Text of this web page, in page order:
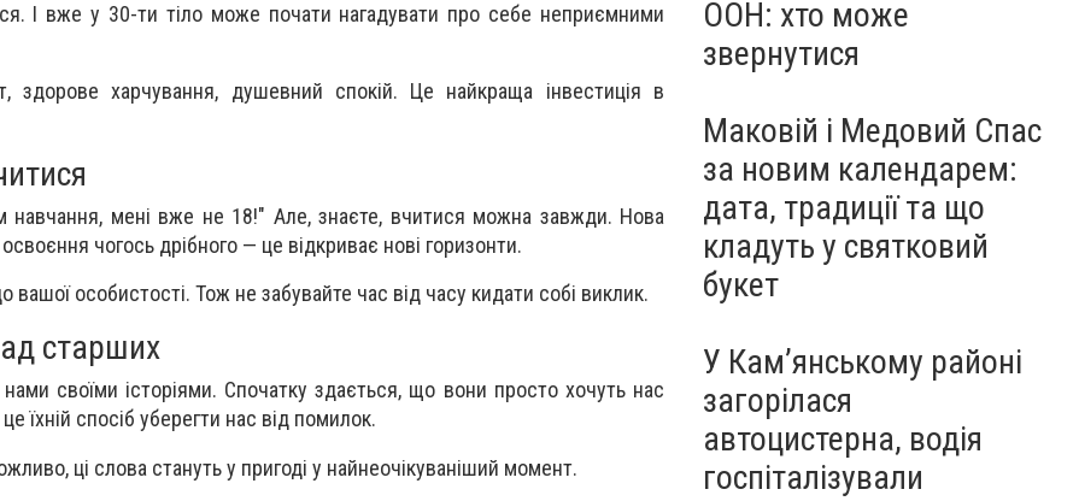
І вже у 30-ти тіло може почати нагадувати про себе неприємними
здорове харчування, душевний спокій. Це найкраща інвестиція в
навчання, мені вже не 18!" Але, знаєте, вчитися можна завжди. Нова
освоєння чогось дрібного — це відкриває нові горизонти.
особистості. Тож не забувайте час від часу кидати собі виклик.
старших
своїми історіями. Спочатку здається, що вони просто хочуть нас
їхній спосіб уберегти нас від помилок.
ці слова стануть у пригоді у найнеочікуваніший момент.
ООН: хто може
звернутися
Маковій і Медовий Спас
за новим календарем:
дата, традиції та що
кладуть у святковий
букет
У Кам’янському районі
загорілася
автоцистерна, водія
госпіталізували